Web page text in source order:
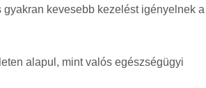
gyakran kevesebb kezelést igényelnek a
alapul, mint valós egészségügyi